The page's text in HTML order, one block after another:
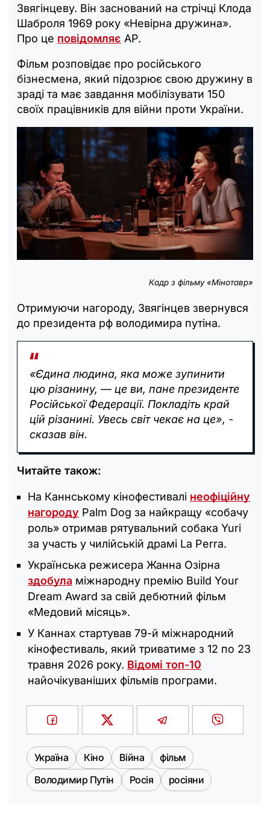
Звягінцеву. Він заснований на стрічці Клода
Шаброля 1969 року «Невірна дружина».
Про це повідомляє АР.
Фільм розповідає про російського
бізнесмена, який підозрює свою дружину в
зраді та має завдання мобілізувати 150
своїх працівників для війни проти України.
Кадр з фільму «Мінотавр»
Отримуючи нагороду, Звягінцев звернувся
до президента рф володимира путіна.
«Єдина людина, яка може зупинити
цю різанину, — це ви, пане президенте
Російської Федерації. Покладіть край
цій різанині. Увесь світ чекає на це», -
сказав він.
Читайте також:
На Каннському кінофестивалі неофіційну
нагороду Palm Dog за найкращу «собачу
роль» отримав рятувальний собака Yuri
за участь у чилійській драмі La Perra.
Українська режисера Жанна Озірна
здобула міжнародну премію Build Your
Dream Award за свій дебютний фільм
«Медовий місяць».
У Каннах стартував 79-й міжнародний
кінофестиваль, який триватиме з 12 по 23
травня 2026 року. Відомі топ-10
найочікуваніших фільмів програми.
Україна Кіно Війна
фільм
Володимир Путін
Росія росіяни